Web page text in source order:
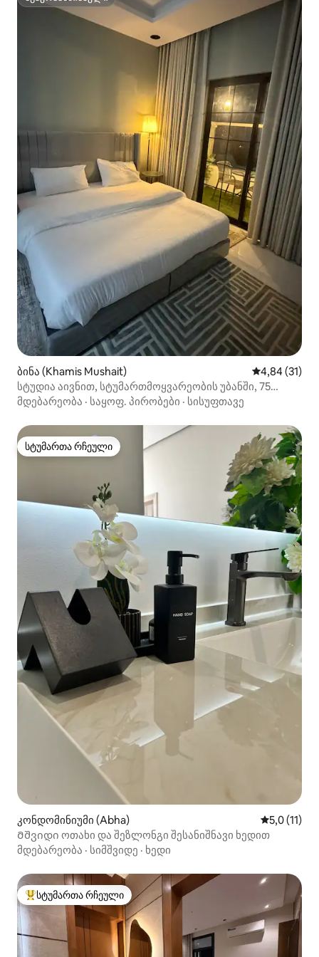
სუპერმასპინძელი
ბინა (Khamis Mushait) საშუალო
4,84 (31)
სტუდია აივნით, სტუმართმოყვარეობის უბანში, 75
დიუიმიანი ეკრანი და ხმის იზოლაცია
მდებარეობა · საყოფ. პირობები · სისუფთავე
სტუმართა რჩეული
სტუმართა რჩეული
კონდომინიუმი (Abha) საშუალო
5,0 (11)
Მშვიდი ოთახი და შეზლონგი შესანიშნავი ხედით
მდებარეობა · სიმშვიდე · ხედი
სტუმართა რჩეული მოწინავე ვარიანტი
სტუმართა რჩეული